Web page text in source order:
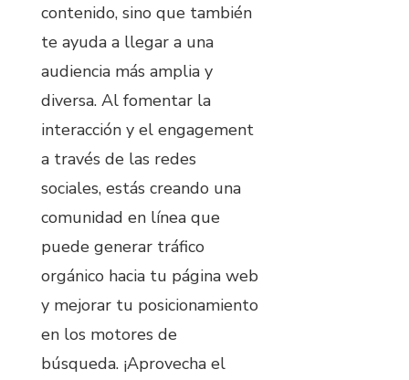
contenido, sino que también
te ayuda a llegar a una
audiencia más amplia y
diversa. Al fomentar la
interacción y el engagement
a través de las redes
sociales, estás creando una
comunidad en línea que
puede generar tráfico
orgánico hacia tu página web
y mejorar tu posicionamiento
en los motores de
búsqueda. ¡Aprovecha el